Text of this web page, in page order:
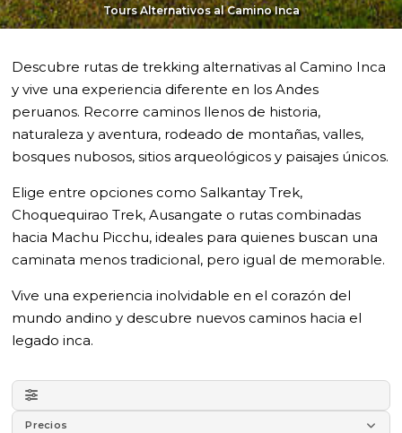
Tours Alternativos al Camino Inca
Descubre rutas de trekking alternativas al Camino Inca
y vive una experiencia diferente en los Andes
peruanos. Recorre caminos llenos de historia,
naturaleza y aventura, rodeado de montañas, valles,
bosques nubosos, sitios arqueológicos y paisajes únicos.
Elige entre opciones como Salkantay Trek,
Choquequirao Trek, Ausangate o rutas combinadas
hacia Machu Picchu, ideales para quienes buscan una
caminata menos tradicional, pero igual de memorable.
Vive una experiencia inolvidable en el corazón del
mundo andino y descubre nuevos caminos hacia el
legado inca.
Precios